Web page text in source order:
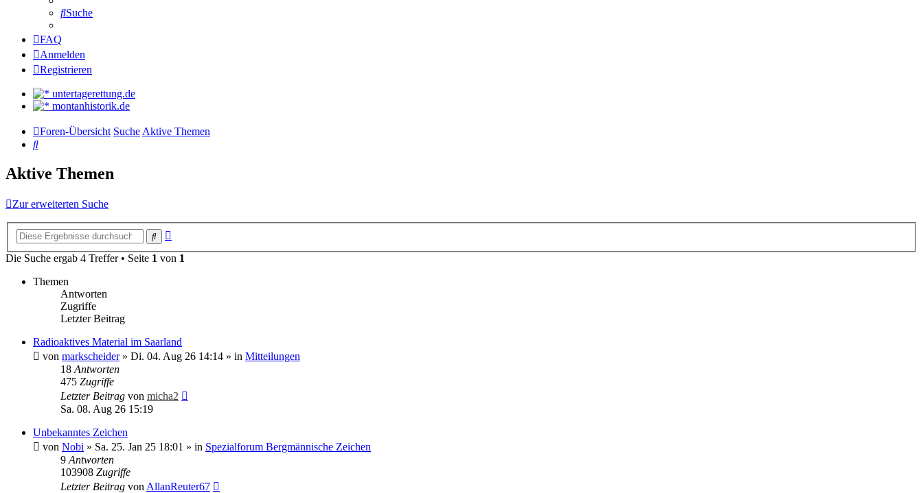
Suche
FAQ
Anmelden
Registrieren
untertagerettung.de
montanhistorik.de
Foren-Übersicht Suche Aktive Themen
Suche
Aktive Themen
Zur erweiterten Suche
Suche
Die Suche ergab 4 Treffer • Seite 1 von 1
Themen
Antworten
Zugriffe
Letzter Beitrag
Radioaktives Material im Saarland
von markscheider» Di. 04. Aug 26 14:14 » in Mitteilungen
18 Antworten
475 Zugriffe
Letzter Beitrag von micha2
Sa. 08. Aug 26 15:19
Unbekanntes Zeichen
von Nobi » Sa. 25. Jan 25 18:01 » in Spezialforum Bergmännische Zeichen
9 Antworten
103908 Zugriffe
Letzter Beitrag von AllanReuter67